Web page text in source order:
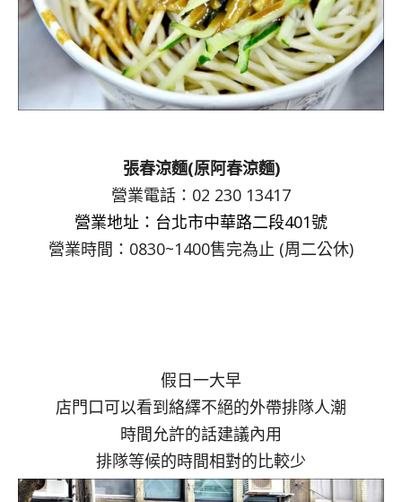
張春涼麵(原阿春涼麵)
營業電話：02 230 13417
營業地址：台北市中華路二段401號
營業時間：0830~1400售完為止 (周二公休)
假日一大早
店門口可以看到絡繹不絕的外帶排隊人潮
時間允許的話建議內用
排隊等候的時間相對的比較少